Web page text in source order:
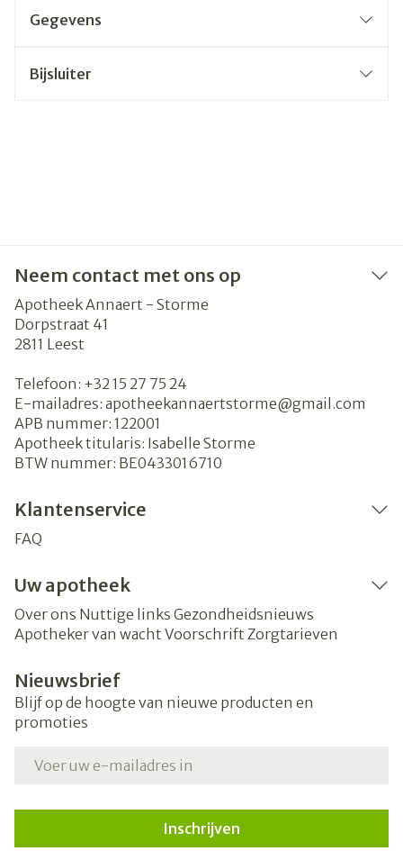
Gegevens
Bijsluiter
Neem contact met ons op
Apotheek Annaert - Storme
Dorpstraat 41
2811 Leest
Telefoon: +32 15 27 75 24
E-mailadres: apotheekannaertstorme@gmail.com
APB nummer: 122001
Apotheek titularis: Isabelle Storme
BTW nummer: BE0433016710
Klantenservice
FAQ
Uw apotheek
Over ons Nuttige links Gezondheidsnieuws
Apotheker van wacht Voorschrift Zorgtarieven
Nieuwsbrief
Blijf op de hoogte van nieuwe producten en
promoties
Inschrijven